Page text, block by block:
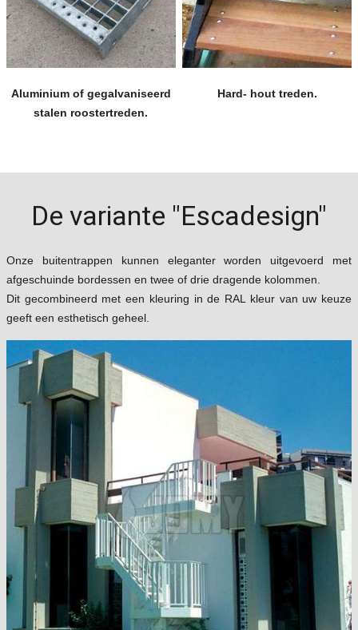
Aluminium of gegalvaniseerd
stalen roostertreden.
Hard- hout treden.
De variante "Escadesign"
Onze buitentrappen kunnen eleganter worden uitgevoerd met
afgeschuinde bordessen en twee of drie dragende kolommen.
Dit gecombineerd met een kleuring in de RAL kleur van uw keuze
geeft een esthetisch geheel.